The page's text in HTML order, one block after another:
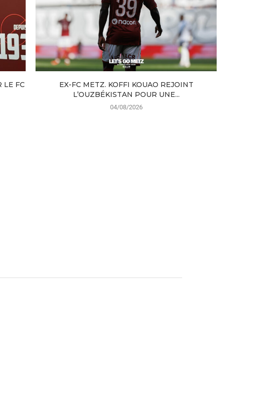
LE FC
EX-FC METZ. KOFFI KOUAO REJOINT
L’OUZBÉKISTAN POUR UNE...
04/08/2026